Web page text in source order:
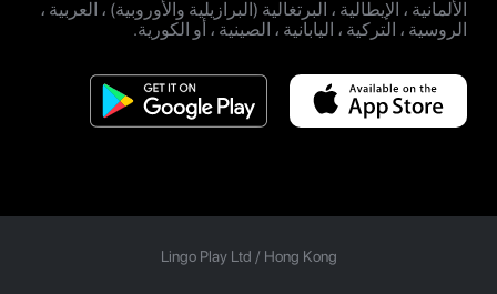
الألمانية ، الإيطالية ، البرتغالية (البرازيلية والأوروبية) ، العربية ،
الروسية ، التركية ، اليابانية ، الصينية ، أو الكورية.
Lingo Play Ltd / Hong Kong